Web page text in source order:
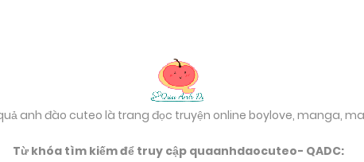
anh đào cuteo là trang đọc truyện online boylove, manga,
Từ khóa tìm kiếm để truy cập quaanhdaocuteo- QADC: